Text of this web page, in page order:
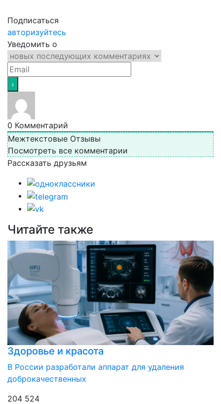
Подписаться
авторизуйтесь
Уведомить о
0 Комментарий
Межтекстовые Отзывы
Посмотреть все комментарии
Рассказать друзьям
Читайте также
Здоровье и красота
В России разработали аппарат для удаления
доброкачественных
204 524